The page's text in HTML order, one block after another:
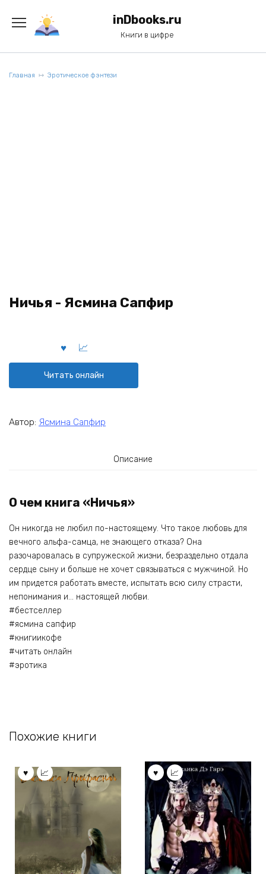
содержанию
inDbooks.ru
Книги в цифре
Главная Эротическое фэнтези
Ничья - Ясмина Сапфир
Читать онлайн
Автор: Ясмина Сапфир
Описание
О чем книга «Ничья»
Он никогда не любил по-настоящему. Что такое любовь для
вечного альфа-самца, не знающего отказа? Она
разочаровалась в супружеской жизни, безраздельно отдала
сердце сыну и больше не хочет связываться с мужчиной. Но
им придется работать вместе, испытать всю силу страсти,
непонимания и… настоящей любви.
#бестселлер
#ясмина сапфир
#книгиикофе
#читать онлайн
#эротика
Похожие книги